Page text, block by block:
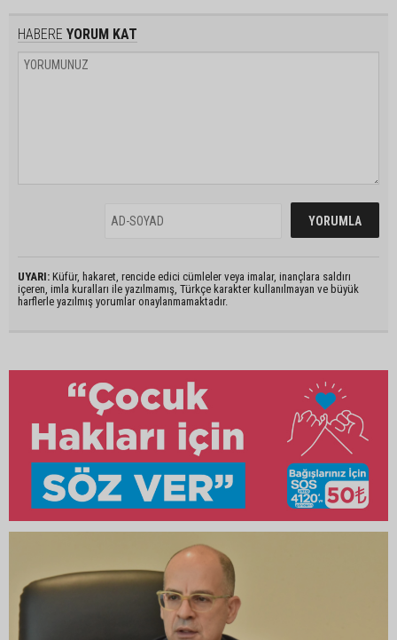
HABERE YORUM KAT
UYARI: Küfür, hakaret, rencide edici cümleler veya imalar, inançlara saldırı
içeren, imla kuralları ile yazılmamış, Türkçe karakter kullanılmayan ve büyük
harflerle yazılmış yorumlar onaylanmamaktadır.